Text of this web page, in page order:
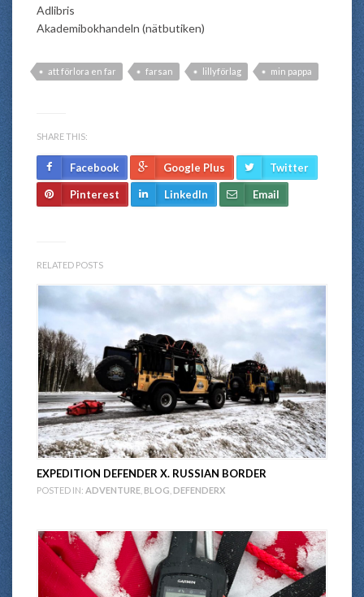
Adlibris
Akademibokhandeln (nätbutiken)
att förlora en far farsan lillyförlag min pappa
SHARE THIS:
Facebook Google Plus Twitter
Pinterest LinkedIn Email
RELATED POSTS
EXPEDITION DEFENDER X. RUSSIAN BORDER
POSTED IN: ADVENTURE BLOG DEFENDERX